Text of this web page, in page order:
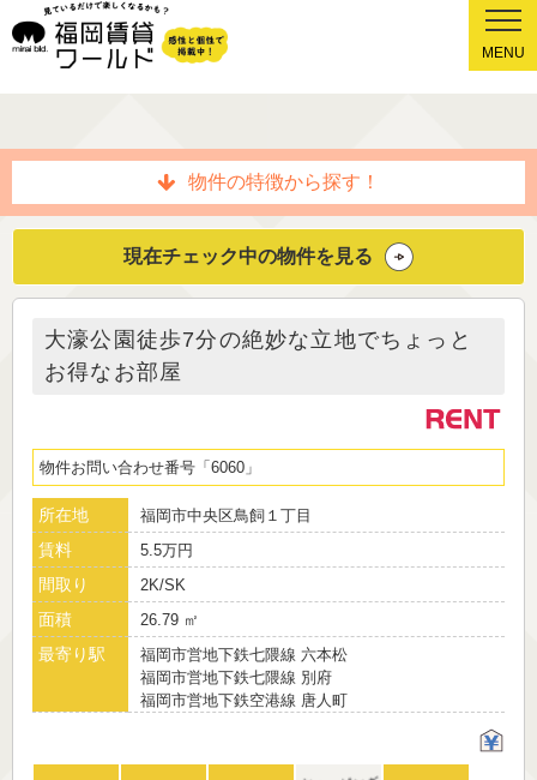
MENU
物件の特徴から探す！
現在チェック中の物件を見る
大濠公園徒歩7分の絶妙な立地でちょっと
お得なお部屋
物件お問い合わせ番号 6060
所在地 福岡市中央区鳥飼１丁目
賃料 5.5万円
間取り 2K/SK
面積 26.79 ㎡
最寄り駅
福岡市営地下鉄七隈線 六本松
福岡市営地下鉄七隈線 別府
福岡市営地下鉄空港線 唐人町